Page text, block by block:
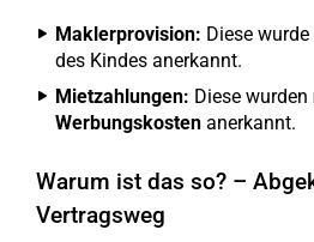
Maklerprovision: Diese
des Kindes anerkannt.
Mietzahlungen: Diese wurden
Werbungskosten anerkannt.
Warum ist das so? –
Vertragsweg